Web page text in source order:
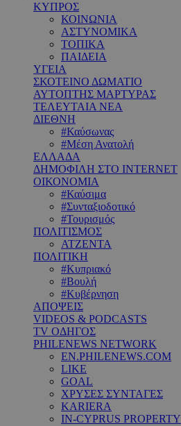
ΚΥΠΡΟΣ
ΚΟΙΝΩΝΙΑ
ΑΣΤΥΝΟΜΙΚΑ
ΤΟΠΙΚΑ
ΠΑΙΔΕΙΑ
ΥΓΕΙΑ
ΣΚΟΤΕΙΝΟ ΔΩΜΑΤΙΟ
ΑΥΤΟΠΤΗΣ ΜΑΡΤΥΡΑΣ
ΤΕΛΕΥΤΑΙΑ ΝΕΑ
ΔΙΕΘΝΗ
#Καύσωνας
#Μέση Ανατολή
ΕΛΛΑΔΑ
ΔΗΜΟΦΙΛΗ ΣΤΟ INTERNET
ΟΙΚΟΝΟΜΙΑ
#Καύσιμα
#Συνταξιοδοτικό
#Τουρισμός
ΠΟΛΙΤΙΣΜΟΣ
ΑΤΖΕΝΤΑ
ΠΟΛΙΤΙΚΗ
#Κυπριακό
#Βουλή
#Κυβέρνηση
ΑΠΟΨΕΙΣ
VIDEOS & PODCASTS
TV ΟΔΗΓΟΣ
PHILENEWS NETWORK
EN.PHILENEWS.COM
LIKE
GOAL
ΧΡΥΣΕΣ ΣΥΝΤΑΓΕΣ
KARIERA
IN-CYPRUS PROPERTY